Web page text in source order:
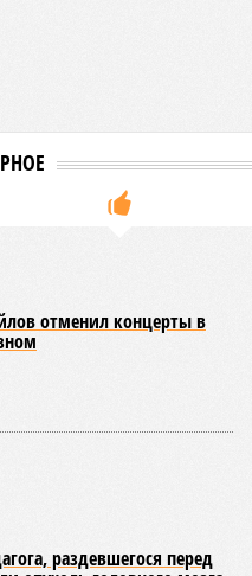
отменил концерты в
раздевшегося перед